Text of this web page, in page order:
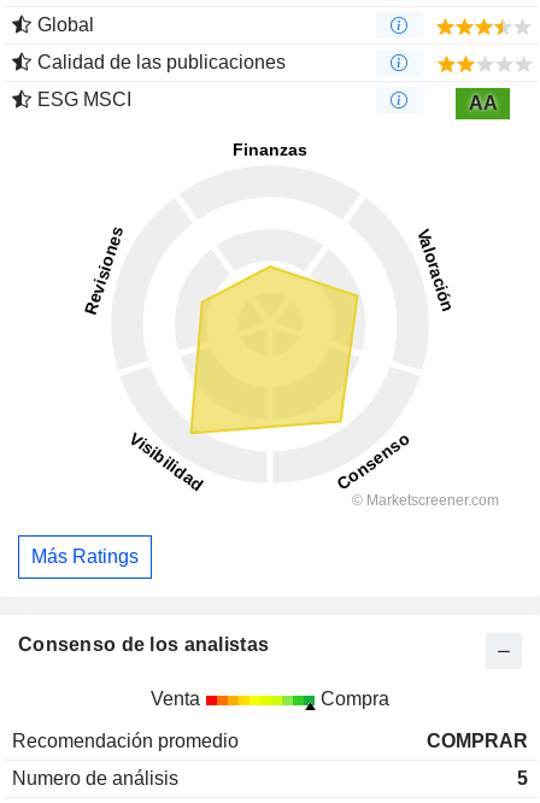
Global
Calidad de las publicaciones
ESG MSCI
AA
Más Ratings
Consenso de los analistas
Venta Compra
Recomendación promedio
COMPRAR
Numero de análisis
5